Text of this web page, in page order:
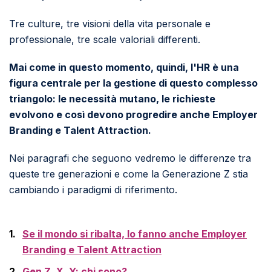
Tre culture, tre visioni della vita personale e
professionale, tre scale valoriali differenti.
Mai come in questo momento, quindi, l'HR è una
figura centrale per la gestione di questo complesso
triangolo: le necessità mutano, le richieste
evolvono e così devono progredire anche Employer
Branding e Talent Attraction.
Nei paragrafi che seguono vedremo le differenze tra
queste tre generazioni e come la Generazione Z stia
cambiando i paradigmi di riferimento.
Se il mondo si ribalta, lo fanno anche Employer
Branding e Talent Attraction